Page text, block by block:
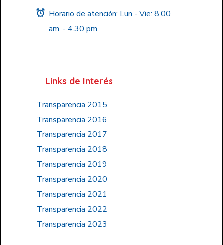
Horario de atención: Lun - Vie: 8.00
am. - 4.30 pm.
Links de Interés
Transparencia 2015
Transparencia 2016
Transparencia 2017
Transparencia 2018
Transparencia 2019
Transparencia 2020
Transparencia 2021
Transparencia 2022
Transparencia 2023